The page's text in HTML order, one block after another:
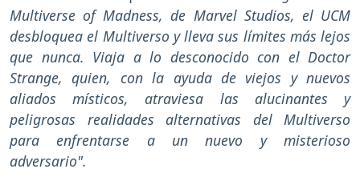
Multiverse of Madness, de Marvel Studios, el UCM
desbloquea el Multiverso y lleva sus límites más lejos
que nunca. Viaja a lo desconocido con el Doctor
Strange, quien, con la ayuda de viejos y nuevos
aliados místicos, atraviesa las alucinantes y
peligrosas realidades alternativas del Multiverso
para enfrentarse a un nuevo y misterioso
adversario".